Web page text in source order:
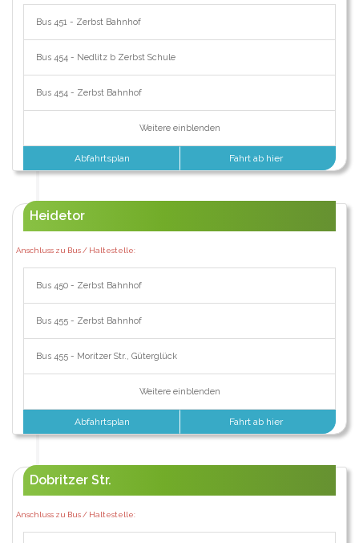
Bus 451 - Zerbst Bahnhof
Bus 454 - Nedlitz b Zerbst Schule
Bus 454 - Zerbst Bahnhof
Weitere einblenden
Abfahrtsplan Fahrt ab hier
Heidetor
Anschluss zu Bus / Haltestelle:
Bus 450 - Zerbst Bahnhof
Bus 455 - Zerbst Bahnhof
Bus 455 - Moritzer Str., Güterglück
Weitere einblenden
Abfahrtsplan Fahrt ab hier
Dobritzer Str.
Anschluss zu Bus / Haltestelle: